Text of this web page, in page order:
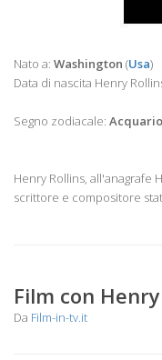
Nato a: Washington (Usa)
Data di nascita Henry
Segno zodiacale: Acquario
Henry Rollins, all'anagrafe
scrittore e compositore
Film con
Da Film-in-tv.it